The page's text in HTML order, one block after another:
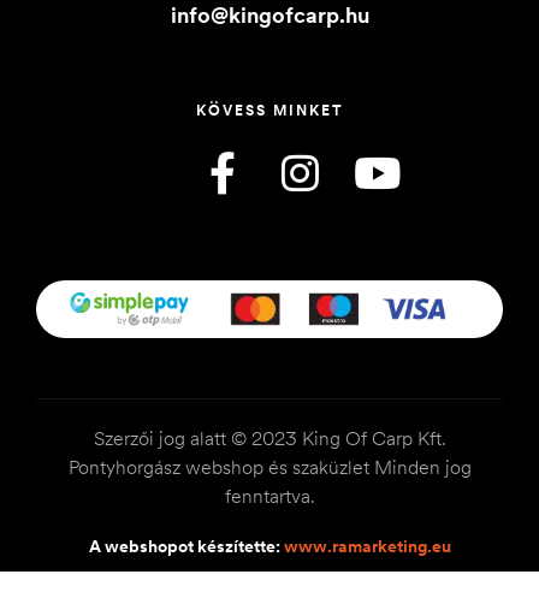
info@kingofcarp.hu
KÖVESS MINKET
Szerzői jog alatt © 2023 King Of Carp Kft.
Pontyhorgász webshop és szaküzlet Minden jog
fenntartva.
A webshopot készítette:www.ramarketing.eu